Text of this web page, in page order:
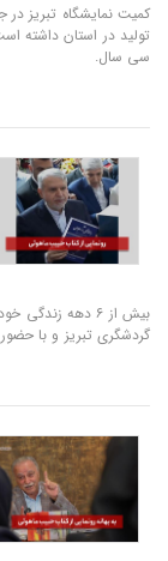
کمیت نمایشگاه تبریز در
تولید در استان داشته
سی سال.
بیش از ۶ دهه
گردشگری تبریز و با